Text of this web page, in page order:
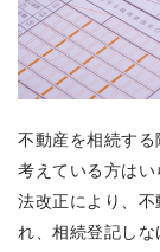
不動産を相続す
考えている方はい
法改正により、
れ、相続登記しな